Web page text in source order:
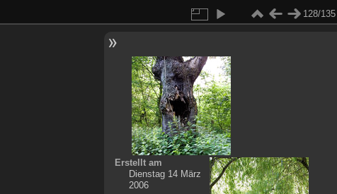
128/135
Erstellt am
Dienstag 14 März
2006